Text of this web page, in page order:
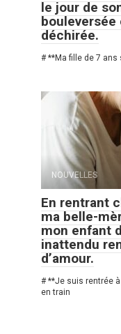
le jour de
bouleversée
déchirée.
# **Ma fille de 7 ans
NOUVELLES
En rentrant
ma belle-
mon enfant
inattendu
d’amour.
# **Je suis rentrée
en train